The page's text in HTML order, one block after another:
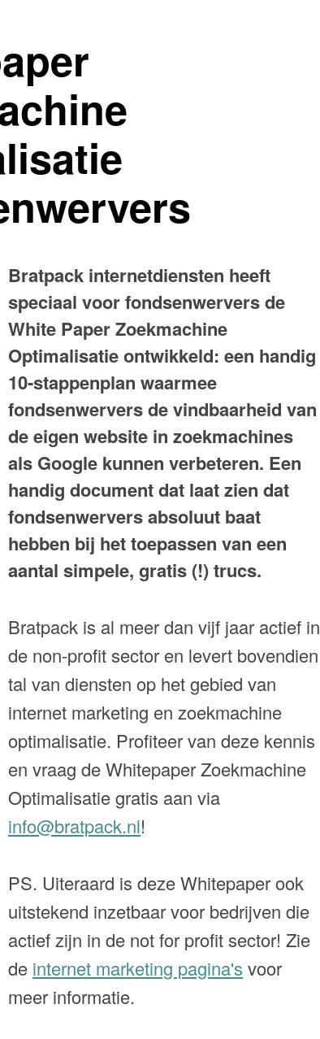
Bratpack internetdiensten heeft
speciaal voor fondsenwervers de
White Paper Zoekmachine
Optimalisatie ontwikkeld: een handig
10-stappenplan waarmee
fondsenwervers de vindbaarheid van
de eigen website in zoekmachines
als Google kunnen verbeteren. Een
handig document dat laat zien dat
fondsenwervers absoluut baat
hebben bij het toepassen van een
aantal simpele, gratis (!) trucs.
Bratpack is al meer dan vijf jaar actief in
de non-profit sector en levert bovendien
tal van diensten op het gebied van
internet marketing en zoekmachine
optimalisatie. Profiteer van deze kennis
en vraag de Whitepaper Zoekmachine
Optimalisatie gratis aan via
info@bratpack.nl!
PS. Uiteraard is deze Whitepaper ook
uitstekend inzetbaar voor bedrijven die
actief zijn in de not for profit sector! Zie
de internet marketing pagina's voor
meer informatie.